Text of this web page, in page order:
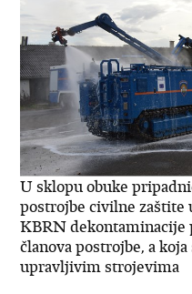
U sklopu obuke
postrojbe civilne zaštite
KBRN dekontaminacije
članova postrojbe, a
upravljivim strojevima